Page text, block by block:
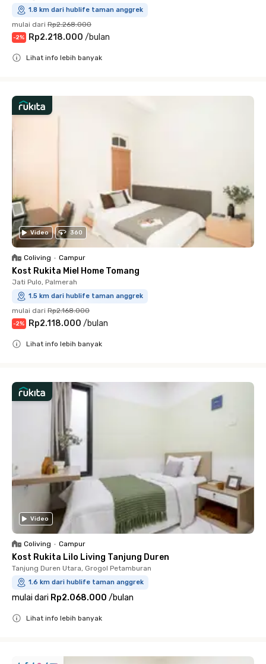
1.8 km dari hublife taman anggrek
mulai dari Rp2.268.000
-2% Rp2.218.000 /bulan
Lihat info lebih banyak
Video 360
Coliving • Campur
Kost Rukita Miel Home Tomang
Jati Pulo, Palmerah
1.5 km dari hublife taman anggrek
mulai dari Rp2.168.000
-2% Rp2.118.000 /bulan
Lihat info lebih banyak
Video
Coliving • Campur
Kost Rukita Lilo Living Tanjung Duren
Tanjung Duren Utara, Grogol Petamburan
1.6 km dari hublife taman anggrek
mulai dari Rp2.068.000 /bulan
Lihat info lebih banyak